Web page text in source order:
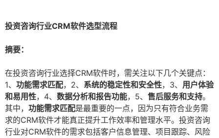
投资咨询行业CRM软件选型流程
摘要：
在投资咨询行业选择CRM软件时，需关注以下几个关键点：
1、 功能需求匹配，2、 系统的稳定性和安全性，3、 用户体验
和易用性，4、 数据分析和报告功能，5、 售后服务和支持。
其中， 功能需求匹配是最重要的一点，因为只有符合业务需
求的CRM软件才能真正提升工作效率和管理水平。投资咨询
行业对CRM软件的需求包括客户信息管理、项目跟踪、风险